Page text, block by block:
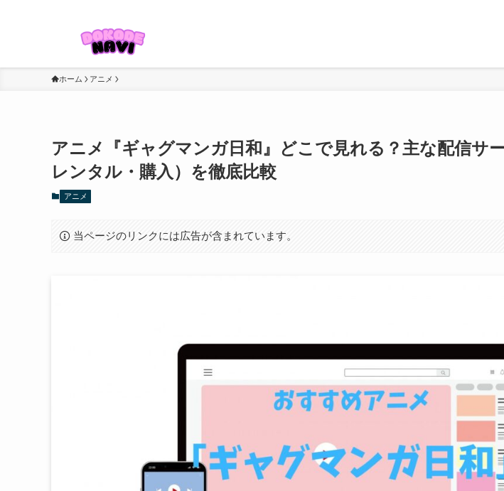
ホーム アニメ
アニメ『ギャグマンガ日和』どこで見れる？主な配信サ
レンタル・購入）を徹底比較
アニメ
当ページのリンクには広告が含まれています。